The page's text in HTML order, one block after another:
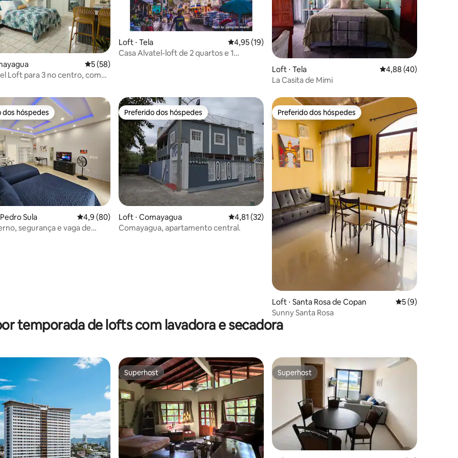
de 5, 48 avaliações
5 de uma avaliação média de 5, 58 avaliações
5 (58)
Loft ⋅ Tela 4,95 de uma avaliação média de 5, 19 avaliações
4,95 (19)
Casa Alvatel-loft de 2 quartos e 1
Loft ⋅ Tela 4,88 de uma
4,88 (40)
La Casita de Mimi
de 5, 20 avaliações
dos hóspedes
dos hóspedes
Sula 4,9 de uma avaliação média de 5, 80 avaliações
4,9 (80)
segurança e vaga de
Preferido dos hóspedes
Preferido dos hóspedes
Loft ⋅ Comayagua 4,81 de uma avaliação média de 5, 32 avaliações
4,81 (32)
Comayagua, apartamento central.
Preferido dos hóspedes
Preferido dos hóspedes
Loft ⋅ Santa Rosa de Copan 5 de uma
5 (9)
Sunny Santa Rosa
temporada de lofts com lavadora e secadora
Superhost
Superhost Superhost
Superhost